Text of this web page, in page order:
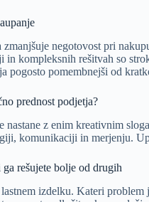
zmanjšuje negotovost pri
kompleksnih rešitvah so
pogosto pomembnejši od
prednost podjetja?
nastane z enim kreativnim
komunikaciji in merjenju.
rešujete bolje od drugih
izdelku. Kateri problem